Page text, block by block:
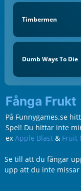
Timbermen
Dumb Ways To Die
Fånga Frukt
På Funnygames.se
Spel! Du hittar inte
ex Apple Blast& Fruit
Se till att du fångar
upp att du inte missar